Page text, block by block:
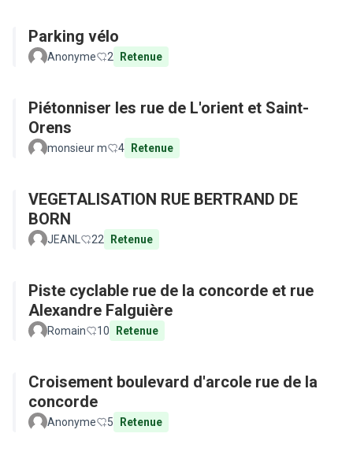
Parking vélo
Anonyme 2 Retenue
Piétonniser les rue de L'orient et Saint-
Orens
monsieur m 4 Retenue
VEGETALISATION RUE BERTRAND DE
BORN
JEANL 22 Retenue
Piste cyclable rue de la concorde et rue
Alexandre Falguière
Romain 10 Retenue
Croisement boulevard d'arcole rue de la
concorde
Anonyme 5 Retenue